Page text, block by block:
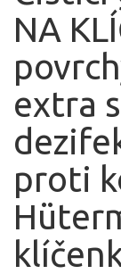
NA
extra
proti